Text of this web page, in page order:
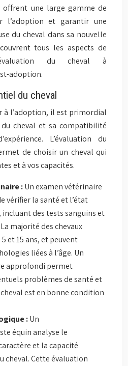
offrent une large gamme de
l’adoption et garantir une
du cheval dans sa nouvelle
tous les aspects de
du cheval à
adoption.
du cheval
à l’adoption, il est primordial
cheval et sa compatibilité
L’évaluation du
de choisir un cheval qui
et à vos capacités.
:Un examen vétérinaire
vérifier la santé et l’état
incluant des tests sanguins et
majorité des chevaux
et 15 ans, et peuvent
liées à l’âge. Un
approfondi permet
problèmes de santé et
est en bonne condition
:Un
équin analyse le
et la capacité
cheval. Cette évaluation